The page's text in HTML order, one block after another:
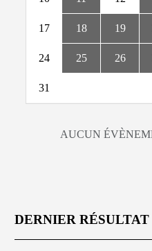
17 18 19
24 25 26
31
AUCUN
DERNIER RÉSULTAT